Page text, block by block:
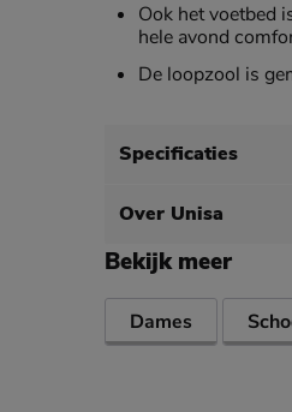
Ook het voetbed
hele avond
De loopzool is
Specificaties
Over Unisa
Bekijk meer
Dames